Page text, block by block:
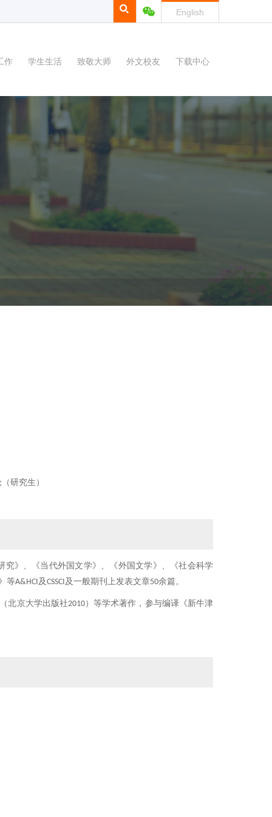
English
作 学生生活 致敬大师 外文校友 下载中心
研究生）
究》、《当代外国文学》、《外国文学》、《社会科学
A&HCI及CSSCI及一般期刊上发表文章50余篇。
北京大学出版社2010）等学术著作，参与编译《新牛津